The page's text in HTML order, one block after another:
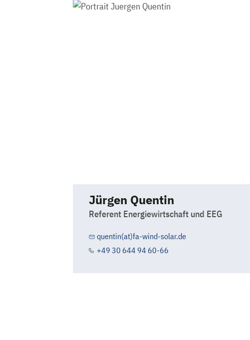
Jürgen Quentin
Referent Energiewirtschaft und EEG
quentin(at)fa-wind-solar.de
+49 30 644 94 60-66